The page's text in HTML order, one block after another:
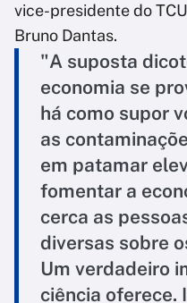
vice-presidente do
Bruno Dantas.
"A suposta
economia se
há como supor
as
em patamar
fomentar a
cerca as
diversas sobre
Um verdadeiro
ciência oferece.